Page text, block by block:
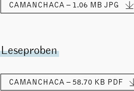
CAMANCHACA – 1.06 MB JPG
Leseproben
CAMANCHACA – 58.70 KB PDF